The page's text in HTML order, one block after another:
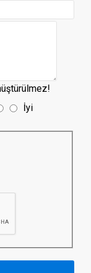
İyi